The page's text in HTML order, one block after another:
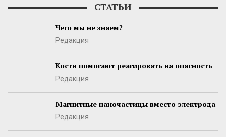
СТАТЬИ
Чего мы не знаем?
Редакция
Кости помогают реагировать на опасность
Редакция
Магнитные наночастицы вместо электрода
Редакция